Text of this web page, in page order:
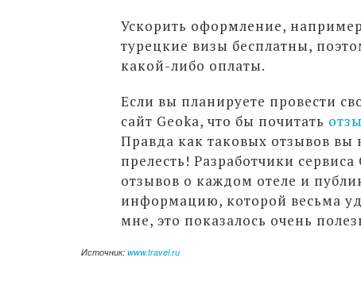
Ускорить оформление,
турецкие визы бесплатны,
какой-либо оплаты.
Если вы планируете провести
сайт Geoka, что бы почитать
Правда как таковых отзывов вы
прелесть! Разработчики сервиса
отзывов о каждом отеле и
информацию, которой весьма
мне, это показалось очень
Источник: www.travel.ru